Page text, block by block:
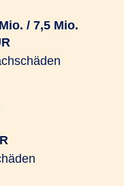
/ 7,5 Mio.